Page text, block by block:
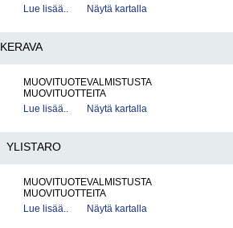
Lue lisää..
Näytä kartalla
KERAVA
MUOVITUOTEVALMISTUSTA
MUOVITUOTTEITA
Lue lisää..
Näytä kartalla
YLISTARO
MUOVITUOTEVALMISTUSTA
MUOVITUOTTEITA
Lue lisää..
Näytä kartalla